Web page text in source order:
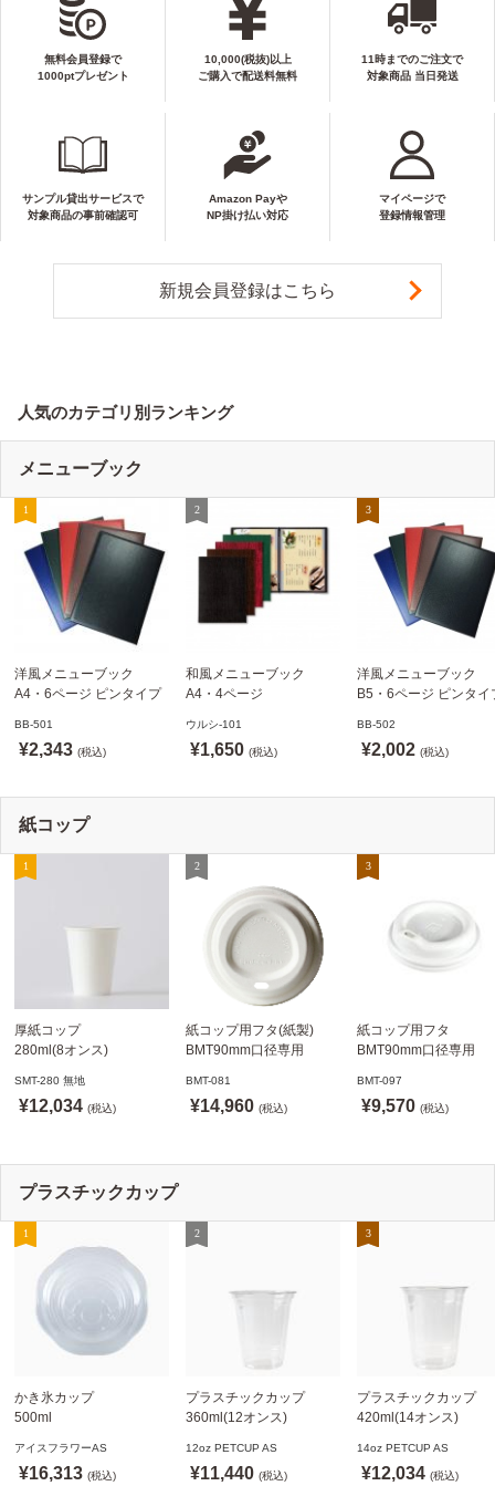
無料会員登録で
1000ptプレゼント
10,000(税抜)以上
ご購入で配送料無料
11時までのご注文で
対象商品 当日発送
サンプル貸出サービスで
対象商品の事前確認可
Amazon Payや
NP掛け払い対応
マイページで
登録情報管理
新規会員登録はこちら
人気のカテゴリ別ランキング
メニューブック
洋風メニューブック
A4・6ページ ピンタイプ
ニュー えいむ(Aim)【当日
発送可】
BB-501
¥2,343 (税込)
和風メニューブック
A4・4ページ
ウルシ-101 シンビ
(SHIMBI)【当日発送可】
ウルシ-101
¥1,650 (税込)
洋風メニューブック
B5・6ページ ピンタイ
ニュー6P えいむ(Aim)
BB-502
¥2,002 (税込)
紙コップ
厚紙コップ
280ml(8オンス)
SMT-280 無地
※沖縄・離島 送料別途
SMT-280 無地
¥12,034 (税込)
紙コップ用フタ(紙製)
BMT90mm口径専用
ドリンキングリッド
※適合品番あり ※沖縄・
BMT-081
¥14,960 (税込)
紙コップ用フタ
BMT90mm口径専用
ノーストローフタ
※適合品番あり ※沖縄
BMT-097
¥9,570 (税込)
プラスチックカップ
かき氷カップ
500ml
※北海道・沖縄・離島 送
料別途
アイスフラワーAS
¥16,313 (税込)
プラスチックカップ
360ml(12オンス)
製)
※沖縄・離島 配送料別途
12oz PETCUP AS
¥11,440 (税込)
プラスチックカップ
420ml(14オンス)
製)
※沖縄・離島 配送料
14oz PETCUP AS
¥12,034 (税込)